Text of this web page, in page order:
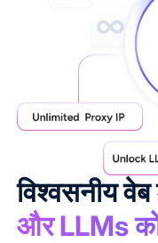
विश्वसनीय
और LLMs